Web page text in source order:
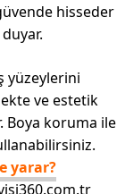
hisseder
yüzeylerini
ve estetik
Boya koruma ile
yarar?